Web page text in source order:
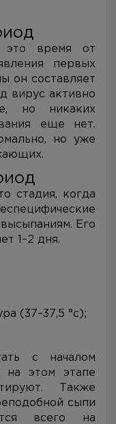
это время от
первых
он составляет
вирус активно
но никаких
еще нет.
но уже
стадия, когда
Его
1–2 дня.
(37–37,5 °c);
с началом
на этом этапе
Также
сыпи
всего на